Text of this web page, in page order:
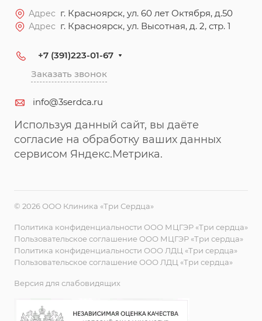
Адрес г. Красноярск, ул. 60 лет Октября, д.50
Адрес г. Красноярск, ул. Высотная, д. 2, стр. 1
+7 (391)223-01-67
Заказать звонок
info@3serdca.ru
Используя данный сайт, вы даёте
согласие на обработку ваших данных
сервисом Яндекс.Метрика.
© 2026 ООО Клиника «Три Сердца»
Политика конфиденциальности ООО МЦГЭР «Три сердца»
Пользовательское соглашение ООО МЦГЭР «Три сердца»
Политика конфиденциальности ООО ЛДЦ «Три сердца»
Пользовательское соглашение ООО ЛДЦ «Три сердца»
Версия для слабовидящих